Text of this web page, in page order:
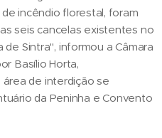
incêndio florestal, foram
seis cancelas existentes no
Sintra", informou a Câmara
Basílio Horta,
de interdição se
da Peninha e Convento